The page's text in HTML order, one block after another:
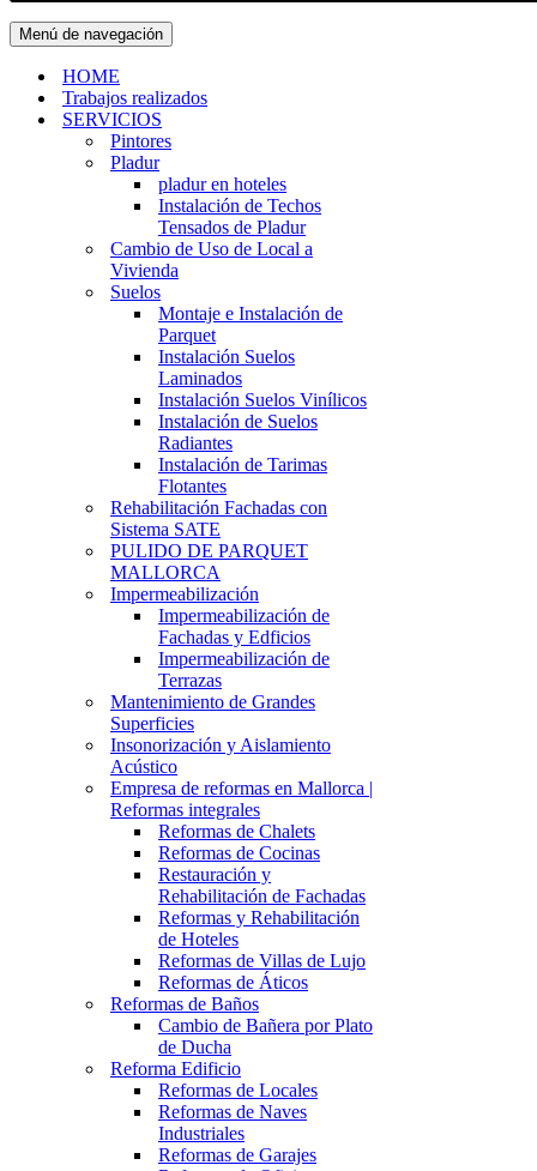
Menú de navegación
HOME
Trabajos realizados
SERVICIOS
Pintores
Pladur
pladur en hoteles
Instalación de Techos
Tensados de Pladur
Cambio de Uso de Local a
Vivienda
Suelos
Montaje e Instalación de
Parquet
Instalación Suelos
Laminados
Instalación Suelos Vinílicos
Instalación de Suelos
Radiantes
Instalación de Tarimas
Flotantes
Rehabilitación Fachadas con
Sistema SATE
PULIDO DE PARQUET
MALLORCA
Impermeabilización
Impermeabilización de
Fachadas y Edficios
Impermeabilización de
Terrazas
Mantenimiento de Grandes
Superficies
Insonorización y Aislamiento
Acústico
Empresa de reformas en Mallorca |
Reformas integrales
Reformas de Chalets
Reformas de Cocinas
Restauración y
Rehabilitación de Fachadas
Reformas y Rehabilitación
de Hoteles
Reformas de Villas de Lujo
Reformas de Áticos
Reformas de Baños
Cambio de Bañera por Plato
de Ducha
Reforma Edificio
Reformas de Locales
Reformas de Naves
Industriales
Reformas de Garajes